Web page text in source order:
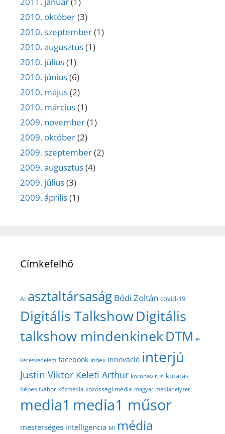
2010. október(3)
2010. szeptember(1)
2010. augusztus(1)
2010. július(1)
2010. június(6)
2010. május(2)
2010. március(1)
2009. november(1)
2009. október(2)
2009. szeptember(2)
2009. augusztus(4)
2009. július(3)
2009. április(1)
Címkefelhő
AI asztaltársaság Bódi Zoltán covid-19
Digitális TalkshowDigitális
talkshow mindenkinekDTM e-
kereskedelem facebook Index innováció interjú
Justin Viktor Keleti Arthur koronavírus kutatás
Képes Gábor közmédia közösségi média magyar médiahelyzet
media1 media1 műsor
mesterséges intelligencia MI média